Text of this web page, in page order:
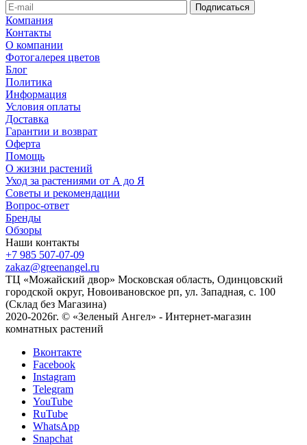
Компания
Контакты
О компании
Фотогалерея цветов
Блог
Политика
Информация
Условия оплаты
Доставка
Гарантии и возврат
Оферта
Помощь
О жизни растений
Уход за растениями от А до Я
Советы и рекомендации
Вопрос-ответ
Бренды
Обзоры
Наши контакты
+7 985 507-07-09
zakaz@greenangel.ru
ТЦ «Можайский двор» Московская область, Одинцовский
городской округ, Новоивановское рп, ул. Западная, с. 100
(Склад без Магазина)
2020-2026г. © «Зеленый Ангел» - Интернет-магазин
комнатных растений
Вконтакте
Facebook
Instagram
Telegram
YouTube
RuTube
WhatsApp
Snapchat